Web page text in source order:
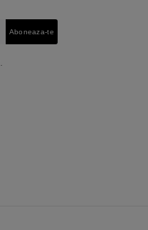
Aboneaza-te